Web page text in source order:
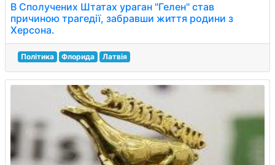
В Сполучених Штатах ураган "Гелен" став
причиною трагедії, забравши життя родини з
Херсона.
Політика Флорида Латвія